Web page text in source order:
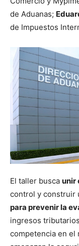
de Aduanas;
de Impuestos
El taller busca unir
control y construir
para prevenir la
ingresos
competencia en el